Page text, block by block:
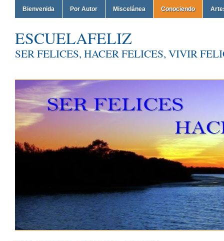
Bienvenida Por Autor Miscelánea Conociendo
ESCUELAFELIZ
SER FELICES, HACER FELICES, VIVIR